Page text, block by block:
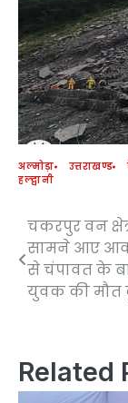
अल्मोड़ा उत्तराखण्ड
हल्द्वानी
Post
चकरपुर वन
सामने आए
से चंपावत के
युवक की मौत
Related